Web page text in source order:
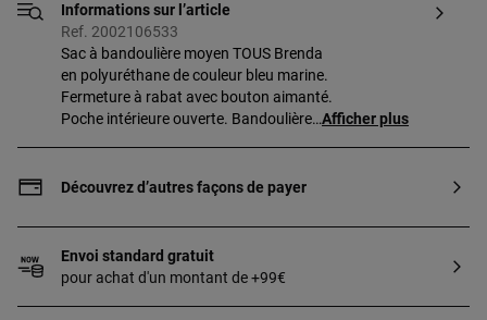
Informations sur l’article
Ref. 2002106533
Sac à bandoulière moyen TOUS Brenda
en polyuréthane de couleur bleu marine.
Fermeture à rabat avec bouton aimanté.
Poche intérieure ouverte. Bandoulière
17 x 28 x 7 cm.
Afficher plus
Découvrez d’autres façons de payer
Envoi standard gratuit
pour achat d'un montant de +99€